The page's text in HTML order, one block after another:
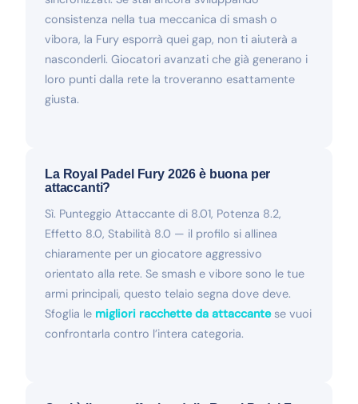
consistenza nella tua meccanica di smash o
vibora, la Fury esporrà quei gap, non ti aiuterà a
nasconderli. Giocatori avanzati che già generano i
loro punti dalla rete la troveranno esattamente
giusta.
La Royal Padel Fury 2026 è buona per
attaccanti?
Sì. Punteggio Attaccante di 8.01, Potenza 8.2,
Effetto 8.0, Stabilità 8.0 — il profilo si allinea
chiaramente per un giocatore aggressivo
orientato alla rete. Se smash e vibore sono le tue
armi principali, questo telaio segna dove deve.
Sfoglia le migliori racchette da attaccantese vuoi
confrontarla contro l’intera categoria.